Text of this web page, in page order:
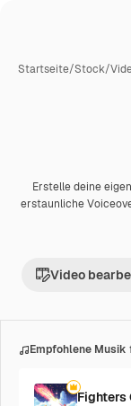
Startseite/Stock/
Premium
Erstelle deine
erstaunliche
Video
Empfohlene Musik
Fighters